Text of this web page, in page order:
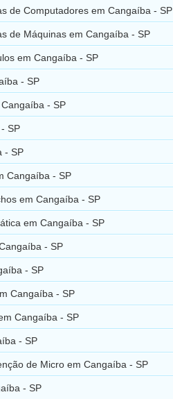
de Computadores em Cangaíba - SP
de Máquinas em Cangaíba - SP
em Cangaíba - SP
- SP
- SP
SP
- SP
Cangaíba - SP
em Cangaíba - SP
em Cangaíba - SP
- SP
- SP
Cangaíba - SP
Cangaíba - SP
- SP
de Micro em Cangaíba - SP
- SP